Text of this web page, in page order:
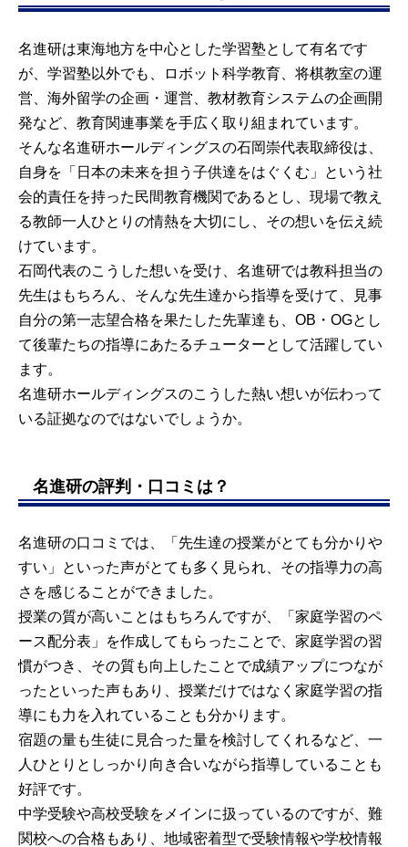
名進研は東海地方を中心とした学習塾として有名です
が、学習塾以外でも、ロボット科学教育、将棋教室の運
営、海外留学の企画・運営、教材教育システムの企画開
発など、教育関連事業を手広く取り組まれています。
そんな名進研ホールディングスの石岡崇代表取締役は、
自身を「日本の未来を担う子供達をはぐくむ」という社
会的責任を持った民間教育機関であるとし、現場で教え
る教師一人ひとりの情熱を大切にし、その想いを伝え続
けています。
石岡代表のこうした想いを受け、名進研では教科担当の
先生はもちろん、そんな先生達から指導を受けて、見事
自分の第一志望合格を果たした先輩達も、OB・OGとし
て後輩たちの指導にあたるチューターとして活躍してい
ます。
名進研ホールディングスのこうした熱い想いが伝わって
いる証拠なのではないでしょうか。
名進研の評判・口コミは？
名進研の口コミでは、「先生達の授業がとても分かりや
すい」といった声がとても多く見られ、その指導力の高
さを感じることができました。
授業の質が高いことはもちろんですが、「家庭学習のペ
ース配分表」を作成してもらったことで、家庭学習の習
慣がつき、その質も向上したことで成績アップにつなが
ったといった声もあり、授業だけではなく家庭学習の指
導にも力を入れていることも分かります。
宿題の量も生徒に見合った量を検討してくれるなど、一
人ひとりとしっかり向き合いながら指導していることも
好評です。
中学受験や高校受験をメインに扱っているのですが、難
関校への合格もあり、地域密着型で受験情報や学校情報